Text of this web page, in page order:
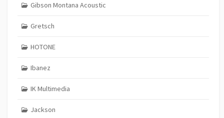
Gibson Montana Acoustic
Gretsch
HOTONE
Ibanez
IK Multimedia
Jackson